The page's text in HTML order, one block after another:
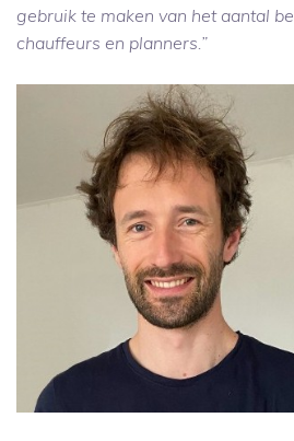
gebruik te maken van het aantal
chauffeurs en planners.”